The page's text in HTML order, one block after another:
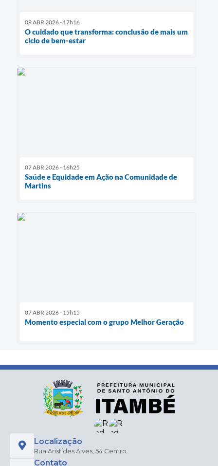
09 ABR 2026 - 17h16
O cuidado que transforma: conclusão de mais um
ciclo de bem-estar
07 ABR 2026 - 16h25
Saúde e Equidade em Ação na Comunidade de
Martins
07 ABR 2026 - 15h15
Momento especial com o grupo Melhor Geração
Localização
Rua Aristídes Alves, 54 Centro
Contato